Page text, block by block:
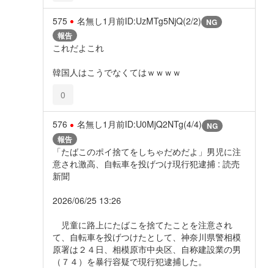
575 名無し1月前ID:UzMTg5NjQ(2/2) NG
報告
これだよこれ
韓国人はこうでなくてはｗｗｗｗ
0
576 名無し1月前ID:U0MjQ2NTg(4/4) NG
報告
「たばこのポイ捨てをしちゃだめだよ」男児に注
意され激高、自転車を投げつけ現行犯逮捕 : 読売
新聞
2026/06/25 13:26
児童に路上にたばこを捨てたことを注意され
て、自転車を投げつけたとして、神奈川県警相模
原署は２４日、相模原市中央区、自称建設業の男
（７４）を暴行容疑で現行犯逮捕した。